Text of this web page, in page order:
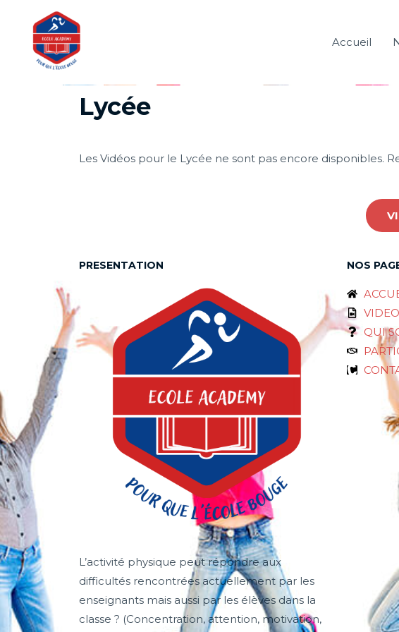
Accueil
Lycée
Les Vidéos pour le Lycée ne sont pas encore disponibles.
PRESENTATION
L’activité physique peut répondre aux
difficultés rencontrées actuellement par les
enseignants mais aussi par les élèves dans la
classe ? (Concentration, attention, motivation,
NOS
QUI